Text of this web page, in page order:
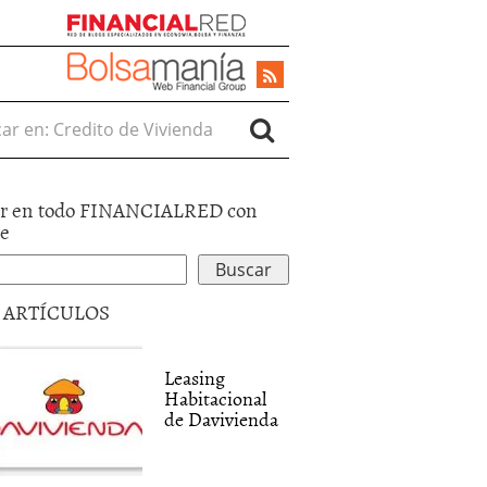
en:
en todo FINANCIALRED con
ARTÍCULOS
Leasing
Habitacional
de Davivienda